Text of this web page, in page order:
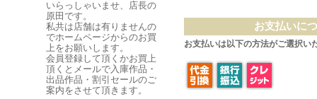
いらっしゃいませ、店長の
原田です。
私共は店舗は有りませんの
でホームページからのお買
上をお願いします。
会員登録して頂くかお買上
頂くとメールで入庫作品・
出品作品・割引セールのご
案内をさせて頂きます。
お支払いに
お支払いは以下の方法がご選択い